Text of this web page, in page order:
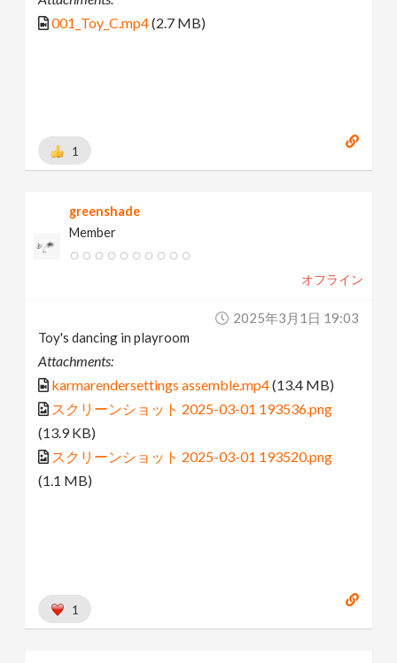
001_Toy_C.mp4(2.7 MB)
1
greenshade
Member
オフライン
2025年3月1日 19:03
Toy's dancing in playroom
Attachments:
karmarendersettings assemble.mp4(13.4 MB)
スクリーンショット 2025-03-01 193536.png
(13.9 KB)
スクリーンショット 2025-03-01 193520.png
(1.1 MB)
1